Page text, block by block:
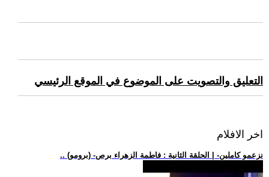
التعليق والتصويت على الموضوع في الموقع الرئيسي
اخر الافلام
.. (برومو) -نزعمو كاملين- | الحلقة الثانية : فاطمة الزهراء برص